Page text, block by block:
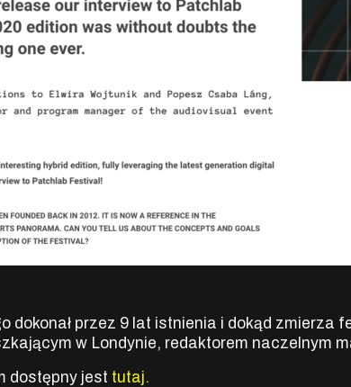
dokonał przez 9 lat istnienia i dokąd
w Londynie, redaktorem naczelnym
dostępny jest tutaj.